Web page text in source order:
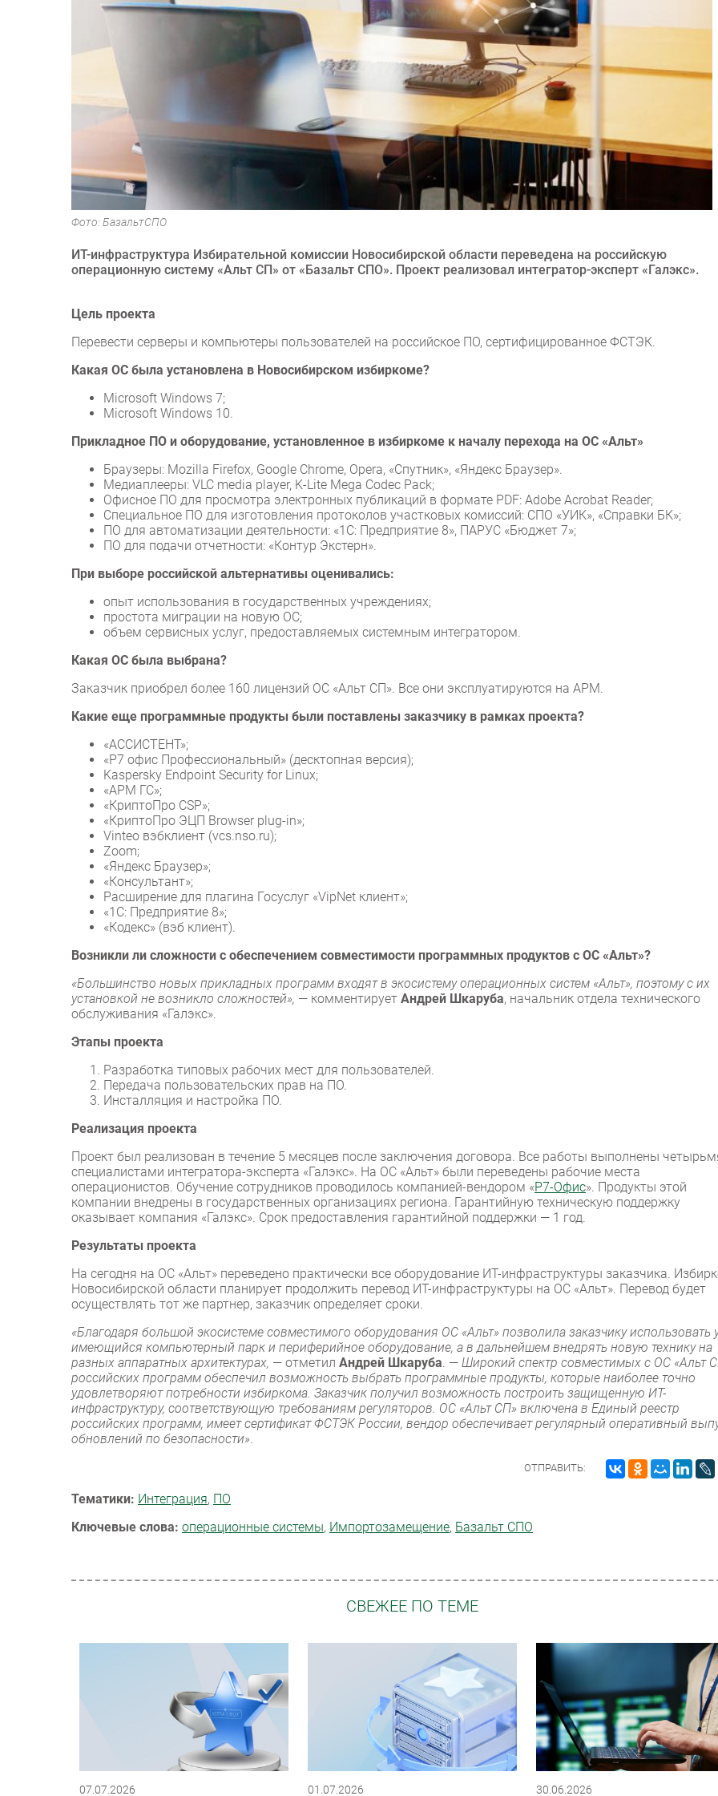
Фото: БазальтСПО
ИТ-инфраструктура Избирательной комиссии Новосибирской области переведена на российскую
операционную систему «Альт СП» от «Базальт СПО». Проект реализовал интегратор-эксперт «Галэкс».
Цель проекта
Перевести серверы и компьютеры пользователей на российское ПО, сертифицированное ФСТЭК.
Какая ОС была установлена в Новосибирском избиркоме?
Microsoft Windows 7;
Microsoft Windows 10.
Прикладное ПО и оборудование, установленное в избиркоме к началу перехода на ОС «Альт»
Браузеры: Mozilla Firefox, Google Chrome, Opera, «Спутник», «Яндекс Браузер».
Медиаплееры: VLC media player, K-Lite Mega Codec Pack;
Офисное ПО для просмотра электронных публикаций в формате PDF: Adobe Acrobat Reader;
Специальное ПО для изготовления протоколов участковых комиссий: СПО «УИК», «Справки БК»;
ПО для автоматизации деятельности: «1C: Предприятие 8», ПАРУС «Бюджет 7»;
ПО для подачи отчетности: «Контур Экстерн».
При выборе российской альтернативы оценивались:
опыт использования в государственных учреждениях;
простота миграции на новую ОС;
объем сервисных услуг, предоставляемых системным интегратором.
Какая ОС была выбрана?
Заказчик приобрел более 160 лицензий ОС «Альт СП». Все они эксплуатируются на АРМ.
Какие еще программные продукты были поставлены заказчику в рамках проекта?
«АССИСТЕНТ»;
«Р7 офис Профессиональный» (десктопная версия);
Kaspersky Endpoint Security for Linux;
«АРМ ГС»;
«КриптоПро CSP»;
«КриптоПро ЭЦП Browser plug-in»;
Vinteo вэбклиент (vcs.nso.ru);
Zoom;
«Яндекс Браузер»;
«Консультант»;
Расширение для плагина Госуслуг «VipNet клиент»;
«1C: Предприятие 8»;
«Кодекс» (вэб клиент).
Возникли ли сложности с обеспечением совместимости программных продуктов с ОС «Альт»?
«Большинство новых прикладных программ входят в экосистему операционных систем «Альт», поэтому с их
установкой не возникло сложностей», — комментирует Андрей Шкаруба, начальник отдела технического
обслуживания «Галэкс».
Этапы проекта
Разработка типовых рабочих мест для пользователей.
Передача пользовательских прав на ПО.
Инсталляция и настройка ПО.
Реализация проекта
Проект был реализован в течение 5 месяцев после заключения договора. Все работы выполнены
специалистами интегратора-эксперта «Галэкс». На ОС «Альт» были переведены рабочие места
операционистов. Обучение сотрудников проводилось компанией-вендором «Р7-Офис». Продукты этой
компании внедрены в государственных организациях региона. Гарантийную техническую поддержку
оказывает компания «Галэкс». Срок предоставления гарантийной поддержки — 1 год.
Результаты проекта
На сегодня на ОС «Альт» переведено практически все оборудование ИТ-инфраструктуры заказчика.
Новосибирской области планирует продолжить перевод ИТ-инфраструктуры на ОС «Альт». Перевод будет
осуществлять тот же партнер, заказчик определяет сроки.
«Благодаря большой экосистеме совместимого оборудования ОС «Альт» позволила заказчику использовать
имеющийся компьютерный парк и периферийное оборудование, а в дальнейшем внедрять новую технику на
разных аппаратных архитектурах, — отметил Андрей Шкаруба. — Широкий спектр совместимых с ОС «Альт
российских программ обеспечил возможность выбрать программные продукты, которые наиболее точно
удовлетворяют потребности избиркома. Заказчик получил возможность построить защищенную ИТ-
инфраструктуру, соответствующую требованиям регуляторов. ОС «Альт СП» включена в Единый реестр
российских программ, имеет сертификат ФСТЭК России, вендор обеспечивает регулярный оперативный
обновлений по безопасности».
ОТПРАВИТЬ:
Тематики: Интеграция, ПО
Ключевые слова: операционные системы, Импорто­замещение, Базальт СПО
СВЕЖЕЕ ПО ТЕМЕ
07.07.2026 01.07.2026 30.06.2026